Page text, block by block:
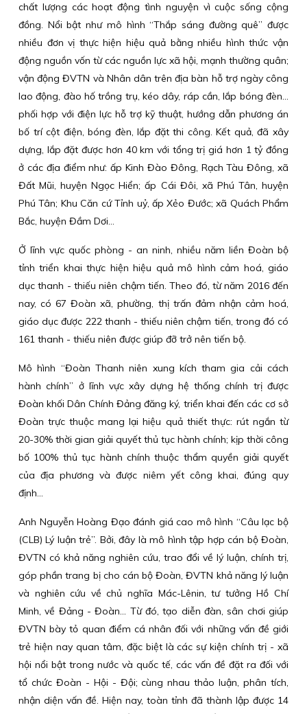
chất lượng các hoạt động tình nguyện vì cuộc sống cộng
đồng. Nổi bật như mô hình “Thắp sáng đường quê” được
nhiều đơn vị thực hiện hiệu quả bằng nhiều hình thức vận
động nguồn vốn từ các nguồn lực xã hội, mạnh thường quân;
vận động ĐVTN và Nhân dân trên địa bàn hỗ trợ ngày công
lao động, đào hố trồng trụ, kéo dây, ráp cần, lắp bóng đèn...
phối hợp với điện lực hỗ trợ kỹ thuật, hướng dẫn phương án
bố trí cột điện, bóng đèn, lắp đặt thi công. Kết quả, đã xây
dựng, lắp đặt được hơn 40 km với tổng trị giá hơn 1 tỷ đồng
ở các địa điểm như: ấp Kinh Đào Đông, Rạch Tàu Đông, xã
Đất Mũi, huyện Ngọc Hiển; ấp Cái Đôi, xã Phú Tân, huyện
Phú Tân; Khu Căn cứ Tỉnh uỷ, ấp Xẻo Đước; xã Quách Phẩm
Bắc, huyện Đầm Dơi…
Ở lĩnh vực quốc phòng - an ninh, nhiều năm liền Đoàn bộ
tỉnh triển khai thực hiện hiệu quả mô hình cảm hoá, giáo
dục thanh - thiếu niên chậm tiến. Theo đó, từ năm 2016 đến
nay, có 67 Đoàn xã, phường, thị trấn đảm nhận cảm hoá,
giáo dục được 222 thanh - thiếu niên chậm tiến, trong đó có
161 thanh - thiếu niên được giúp đỡ trở nên tiến bộ.
Mô hình “Đoàn Thanh niên xung kích tham gia cải cách
hành chính” ở lĩnh vực xây dựng hệ thống chính trị được
Đoàn khối Dân Chính Đảng đăng ký, triển khai đến các cơ sở
Đoàn trực thuộc mang lại hiệu quả thiết thực: rút ngắn từ
20-30% thời gian giải quyết thủ tục hành chính; kịp thời công
bố 100% thủ tục hành chính thuộc thẩm quyền giải quyết
của địa phương và được niêm yết công khai, đúng quy
định...
Anh Nguyễn Hoàng Đạo đánh giá cao mô hình “Câu lạc bộ
(CLB) Lý luận trẻ”. Bởi, đây là mô hình tập hợp cán bộ Đoàn,
ĐVTN có khả năng nghiên cứu, trao đổi về lý luận, chính trị,
góp phần trang bị cho cán bộ Đoàn, ĐVTN khả năng lý luận
và nghiên cứu về chủ nghĩa Mác-Lênin, tư tưởng Hồ Chí
Minh, về Đảng - Đoàn... Từ đó, tạo diễn đàn, sân chơi giúp
ĐVTN bày tỏ quan điểm cá nhân đối với những vấn đề giới
trẻ hiện nay quan tâm, đặc biệt là các sự kiện chính trị - xã
hội nổi bật trong nước và quốc tế, các vấn đề đặt ra đối với
tổ chức Đoàn - Hội - Đội; cùng nhau thảo luận, phân tích,
nhận diện vấn đề. Hiện nay, toàn tỉnh đã thành lập được 14